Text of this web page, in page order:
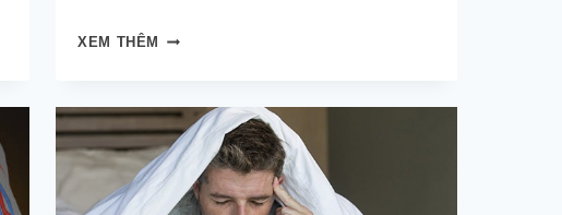
XEM THÊM
CÁCH
MỎI
SAU
KHI
UỐNG